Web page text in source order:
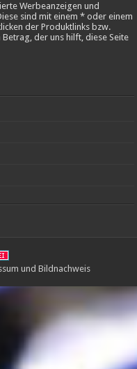
Werbeanzeigen und
sind mit einem * oder einem
der Produktlinks bzw.
der uns hilft, diese Seite
und Bildnachweis